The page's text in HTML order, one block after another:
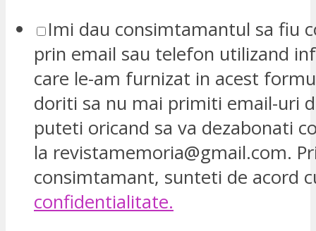
Imi dau consimtamantul sa fiu
prin email sau telefon utilizand
care le-am furnizat in acest
doriti sa nu mai primiti email-uri
puteti oricand sa va dezabonati
la revistamemoria@gmail.com.
consimtamant, sunteti de acord
confidentialitate.